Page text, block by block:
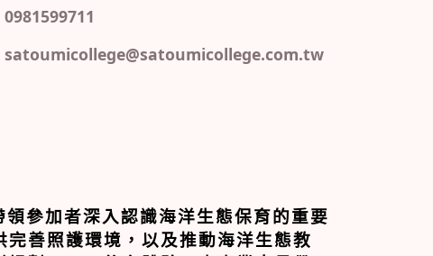
satoumicollege@satoumicollege.com.tw
參加者深入認識海洋生態保育的重要
完善照護環境，以及推動海洋生態教